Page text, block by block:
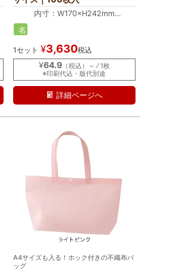
内寸：W170×H242mm
名
れ
1セット ¥3,630税込
¥64.9（税込）～ ⁄ 1枚
※印刷代込・版代別途
詳細ページへ
A4サイズも入る！ホック付きの不織布バ
ッグ